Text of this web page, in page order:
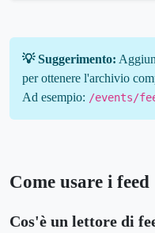
💡 Suggerimento:
per ottenere l'archivio
Ad esempio: /events/
Come usare i feed
Cos'è un lettore di